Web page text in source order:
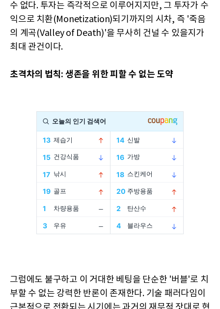
수 없다. 투자는 즉각적으로 이루어지지만, 그 투자가 수
익으로 치환(Monetization)되기까지의 시차, 즉 '죽음
의 계곡(Valley of Death)'을 무사히 건널 수 있을지가
최대 관건이다.
초격차의 법칙: 생존을 위한 피할 수 없는 도약
그럼에도 불구하고 이 거대한 베팅을 단순한 '버블'로 치
부할 수 없는 강력한 반론이 존재한다. 기술 패러다임이